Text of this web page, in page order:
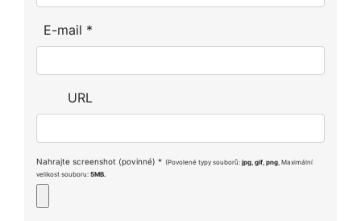
E-mail *
URL
Nahrajte screenshot (povinné) * (Povolené typy souborů: jpg, gif, png , Maximální
velikost souboru: 5MB.